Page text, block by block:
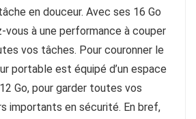
en douceur. Avec ses 16 Go
vous à une performance à couper
vos tâches. Pour couronner le
portable est équipé d’un espace
Go, pour garder toutes vos
importants en sécurité. En bref,